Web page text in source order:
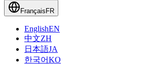
Français FR
EnglishEN
中文ZH
日本語JA
한국어KO